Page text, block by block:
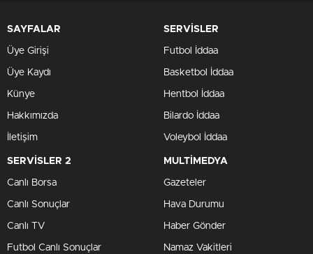
SAYFALAR
Üye Girişi
Üye Kaydı
Künye
Hakkımızda
İletişim
SERVİSLER
Futbol İddaa
Basketbol İddaa
Hentbol İddaa
Bilardo İddaa
Voleybol İddaa
SERVİSLER 2
Canlı Borsa
Canlı Sonuçlar
Canlı TV
Futbol Canlı Sonuçlar
MULTİMEDYA
Gazeteler
Hava Durumu
Haber Gönder
Namaz Vakitleri